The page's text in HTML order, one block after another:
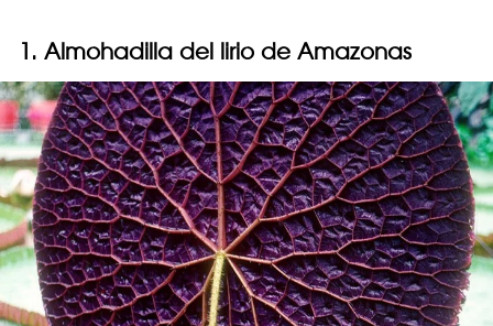
1. Almohadilla del lirio de Amazonas